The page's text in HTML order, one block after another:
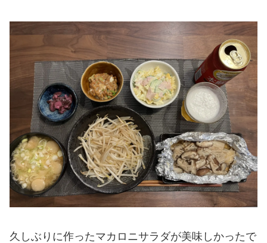
久しぶりに作ったマカロニサラダが美味しかったで